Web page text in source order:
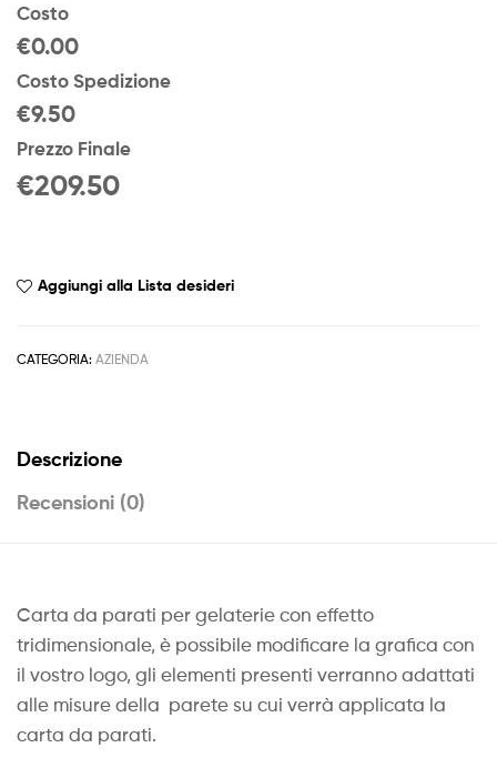
Costo
€0.00
Costo Spedizione
€9.50
Prezzo Finale
€209.50
Aggiungi alla Lista desideri
CATEGORIA: AZIENDA
Descrizione
Recensioni (0)
Carta da parati per gelaterie con effetto
tridimensionale, è possibile modificare la grafica con
il vostro logo, gli elementi presenti verranno adattati
alle misure della parete su cui verrà applicata la
carta da parati.